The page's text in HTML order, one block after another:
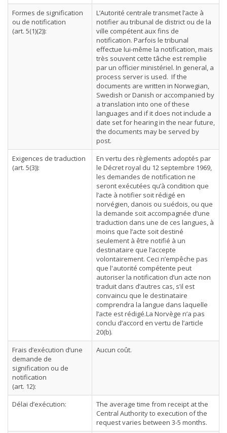
Formes de signification
ou de notification
(art. 5(1)(2)):
L’Autorité centrale transmet l’acte à
notifier au tribunal de district ou de la
ville compétent aux fins de
notification. Parfois le tribunal
effectue lui-même la notification, mais
très souvent cette tâche est remplie
par un officier ministériel. In general, a
process server is used. If the
documents are written in Norwegian,
Swedish or Danish or accompanied by
a translation into one of these
languages and if it does not include a
date set for hearing in the near future,
the documents may be served by
post.
Exigences de traduction
(art. 5(3)):
En vertu des règlements adoptés par
le Décret royal du 12 septembre 1969,
les demandes de notification ne
seront exécutées qu’à condition que
l’acte à notifier soit rédigé en
norvégien, danois ou suédois, ou que
la demande soit accompagnée d’une
traduction dans une de ces langues, à
moins que l’acte soit destiné
seulement à être notifié à un
destinataire que l’accepte
volontairement. Ceci n’empêche pas
que l'autorité compétente peut
autoriser la notification d’un acte non
traduit dans d’autres cas, s’il est
convaincu que le destinataire
comprendra la langue dans laquelle
l’acte est rédigé.La Norvège n’a pas
conclu d’accord en vertu de l’article
20(b).
Frais d’exécution d’une
demande de
signification ou de
notification
(art. 12):
Aucun coût.
Délai d’exécution:
The average time from receipt at the
Central Authority to execution of the
request varies between 3-5 months.